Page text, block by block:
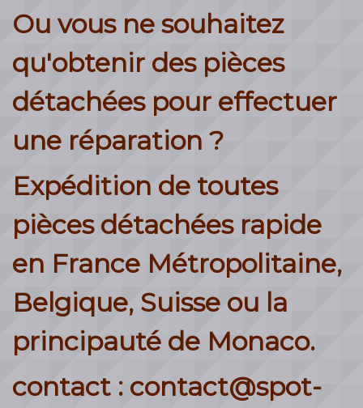
Ou vous ne souhaitez
qu'obtenir des pièces
détachées pour effectuer
une réparation ?
Expédition de toutes
pièces détachées rapide
en France Métropolitaine,
Belgique, Suisse ou la
principauté de Monaco.
contact : contact@spot-